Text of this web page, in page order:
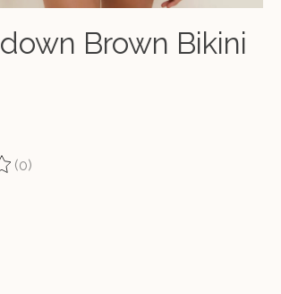
Brown Bikini
product is
(0)